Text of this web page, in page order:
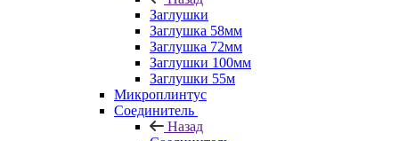
Заглушки
Заглушка 58мм
Заглушка 72мм
Заглушки 100мм
Заглушки 55м
Микроплинтус
Соединитель
Назад